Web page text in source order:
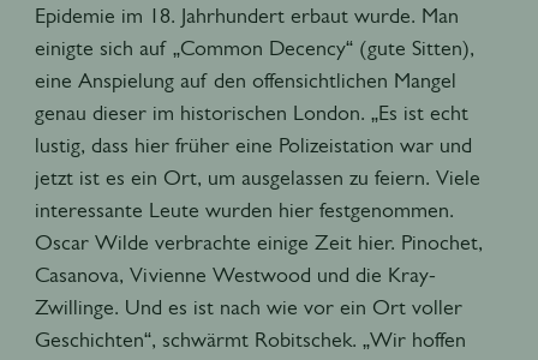
Epidemie im 18. Jahrhundert erbaut wurde. Man
einigte sich auf „Common Decency“ (gute Sitten),
eine Anspielung auf den offensichtlichen Mangel
genau dieser im historischen London. „Es ist echt
lustig, dass hier früher eine Polizeistation war und
jetzt ist es ein Ort, um ausgelassen zu feiern. Viele
interessante Leute wurden hier festgenommen.
Oscar Wilde verbrachte einige Zeit hier. Pinochet,
Casanova, Vivienne Westwood und die Kray-
Zwillinge. Und es ist nach wie vor ein Ort voller
Geschichten“, schwärmt Robitschek. „Wir hoffen